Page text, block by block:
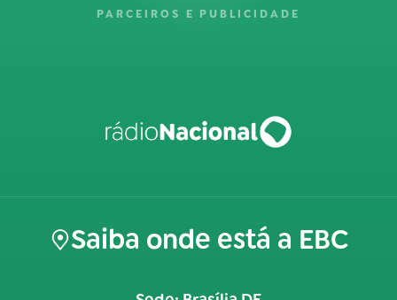
PARCEIROS E PUBLICIDADE
Saiba onde está a EBC